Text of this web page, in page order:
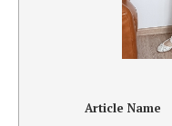
Article Name